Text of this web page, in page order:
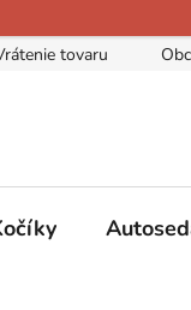
tovaru